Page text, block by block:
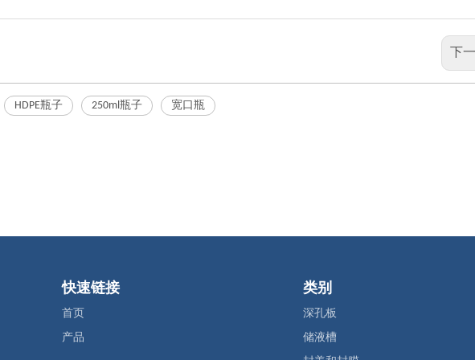
下
HDPE瓶子 250ml瓶子 宽口瓶
快速链接
首页
产品
类别
深孔板
储液槽